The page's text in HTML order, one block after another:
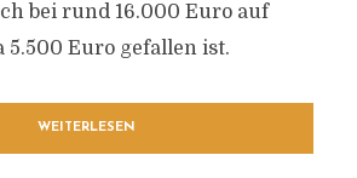
bei rund 16.000 Euro auf
5.500 Euro gefallen ist.
WEITERLESEN